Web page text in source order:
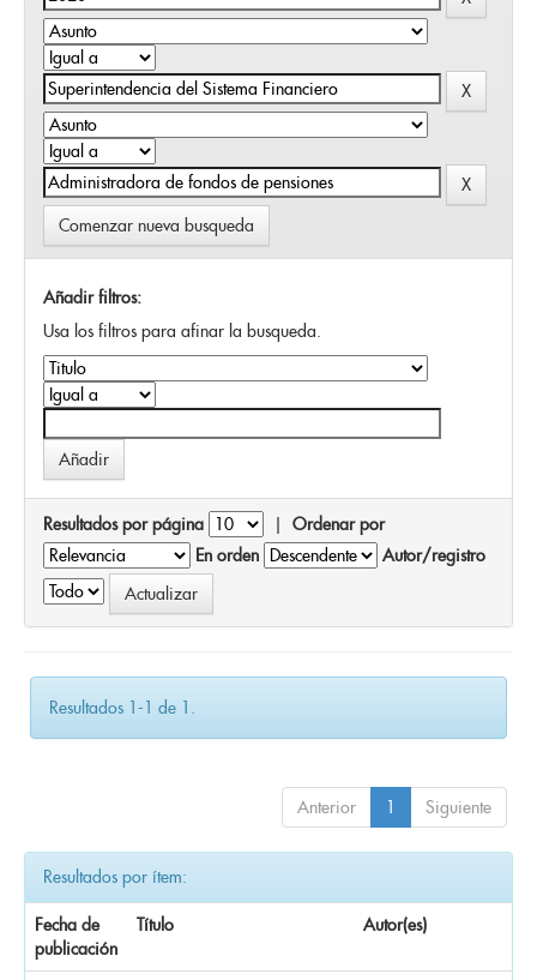
Comenzar nueva busqueda
Añadir filtros:
Usa los filtros para afinar la busqueda.
Resultados por página | Ordenar por
En orden
Autor/registro
Resultados 1-1 de 1.
Anterior 1 Siguiente
Resultados por ítem:
Fecha de
publicación
Título Autor(es)